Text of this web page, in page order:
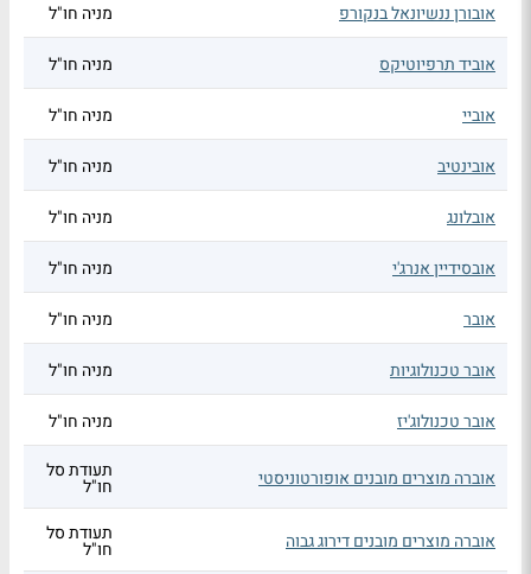
אובורן ננשיונאל בנקורפ מניה חו"ל
אוביד תרפיוטיקס מניה חו"ל
אוביי מניה חו"ל
אובינטיב מניה חו"ל
אובלונג מניה חו"ל
אובסידיין אנרג'י מניה חו"ל
אובר מניה חו"ל
אובר טכנולוגיות מניה חו"ל
אובר טכנולוג'יז מניה חו"ל
אוברה מוצרים מובנים אופורטוניסטי תעודת סל
חו"ל
אוברה מוצרים מובנים דירוג גבוה תעודת סל
חו"ל